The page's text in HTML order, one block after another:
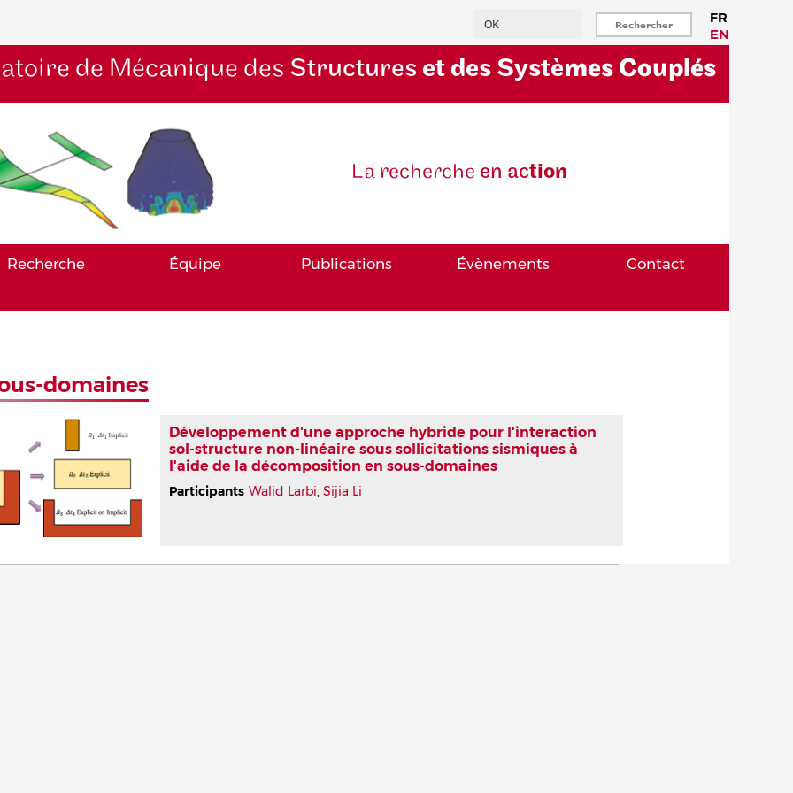
FR
EN
de Mécanique des Structures et des Systèmes Couplés
La recherche en action
Recherche Équipe Publications Évènements Contact
domaines
Développement d'une approche hybride pour l'interaction
sol-structure non-linéaire sous sollicitations sismiques à
l'aide de la décomposition en sous-domaines
Participants Walid Larbi, Sijia Li